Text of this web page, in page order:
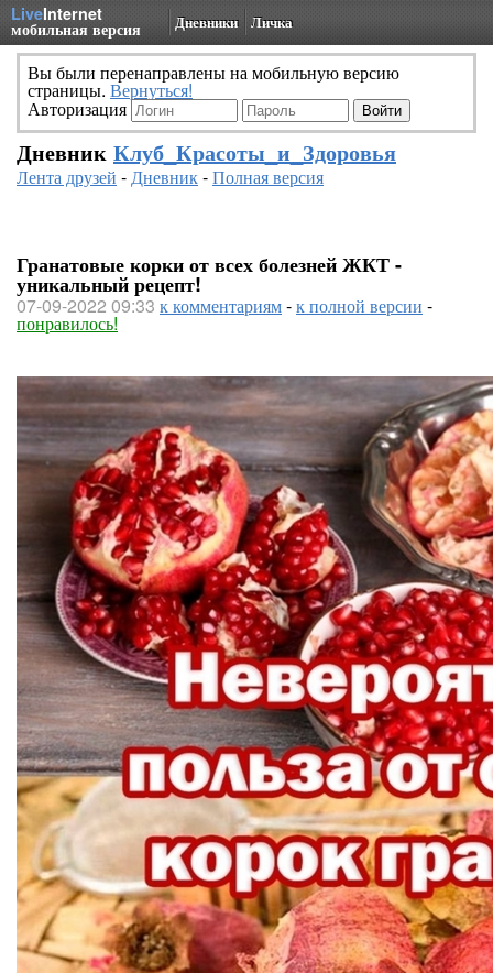
LiveInternet
мобильная версия Дневники Личка
Вы были перенаправлены на мобильную версию
страницы. Вернуться!
Авторизация
Дневник Клуб_Красоты_и_Здоровья
Лента друзей -Дневник-Полная версия
Гранатовые корки от всех болезней ЖКТ -
уникальный рецепт!
07-09-2022 09:33 к комментариям-к полной версии -
понравилось!